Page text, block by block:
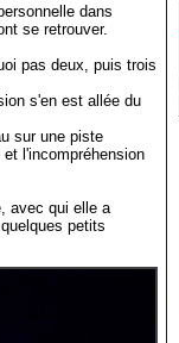
dans
se retrouver.
pas deux, puis trois
s'en est allée du
sur une piste
l'incompréhension
avec qui elle a
petits